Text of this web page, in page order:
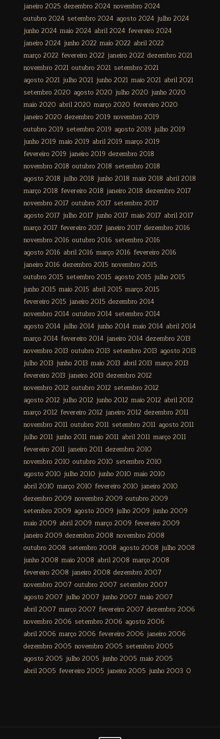
janeiro 2025 dezembro 2024 novembro 2024
outubro 2024 setembro 2024 agosto 2024 julho 2024
junho 2024 maio 2024 abril 2024 fevereiro 2024
janeiro 2024 junho 2022 maio 2022 abril 2022
março 2022 fevereiro 2022 janeiro 2022 dezembro 2021
novembro 2021 outubro 2021 setembro 2021
agosto 2021 julho 2021 junho 2021 maio 2021 abril 2021
setembro 2020 agosto 2020 julho 2020 junho 2020
maio 2020 abril 2020 março 2020 fevereiro 2020
janeiro 2020 dezembro 2019 novembro 2019
outubro 2019 setembro 2019 agosto 2019 julho 2019
junho 2019 maio 2019 abril 2019 março 2019
fevereiro 2019 janeiro 2019 dezembro 2018
novembro 2018 outubro 2018 setembro 2018
agosto 2018 julho 2018 junho 2018 maio 2018 abril 2018
março 2018 fevereiro 2018 janeiro 2018 dezembro 2017
novembro 2017 outubro 2017 setembro 2017
agosto 2017 julho 2017 junho 2017 maio 2017 abril 2017
março 2017 fevereiro 2017 janeiro 2017 dezembro 2016
novembro 2016 outubro 2016 setembro 2016
agosto 2016 abril 2016 março 2016 fevereiro 2016
janeiro 2016 dezembro 2015 novembro 2015
outubro 2015 setembro 2015 agosto 2015 julho 2015
junho 2015 maio 2015 abril 2015 março 2015
fevereiro 2015 janeiro 2015 dezembro 2014
novembro 2014 outubro 2014 setembro 2014
agosto 2014 julho 2014 junho 2014 maio 2014 abril 2014
março 2014 fevereiro 2014 janeiro 2014 dezembro 2013
novembro 2013 outubro 2013 setembro 2013 agosto 2013
julho 2013 junho 2013 maio 2013 abril 2013 março 2013
fevereiro 2013 janeiro 2013 dezembro 2012
novembro 2012 outubro 2012 setembro 2012
agosto 2012 julho 2012 junho 2012 maio 2012 abril 2012
março 2012 fevereiro 2012 janeiro 2012 dezembro 2011
novembro 2011 outubro 2011 setembro 2011 agosto 2011
julho 2011 junho 2011 maio 2011 abril 2011 março 2011
fevereiro 2011 janeiro 2011 dezembro 2010
novembro 2010 outubro 2010 setembro 2010
agosto 2010 julho 2010 junho 2010 maio 2010
abril 2010 março 2010 fevereiro 2010 janeiro 2010
dezembro 2009 novembro 2009 outubro 2009
setembro 2009 agosto 2009 julho 2009 junho 2009
maio 2009 abril 2009 março 2009 fevereiro 2009
janeiro 2009 dezembro 2008 novembro 2008
outubro 2008 setembro 2008 agosto 2008 julho 2008
junho 2008 maio 2008 abril 2008 março 2008
fevereiro 2008 janeiro 2008 dezembro 2007
novembro 2007 outubro 2007 setembro 2007
agosto 2007 julho 2007 junho 2007 maio 2007
abril 2007 março 2007 fevereiro 2007 dezembro 2006
novembro 2006 setembro 2006 agosto 2006
abril 2006 março 2006 fevereiro 2006 janeiro 2006
dezembro 2005 novembro 2005 setembro 2005
agosto 2005 julho 2005 junho 2005 maio 2005
abril 2005 fevereiro 2005 janeiro 2005 junho 2003 0